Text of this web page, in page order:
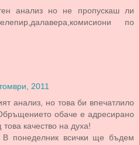
анализ но не пропускаш ли
по
2011
анализ, но това би впечатлило
обаче е адресирано
качество на духа!
В понеделник всички ще бъдем